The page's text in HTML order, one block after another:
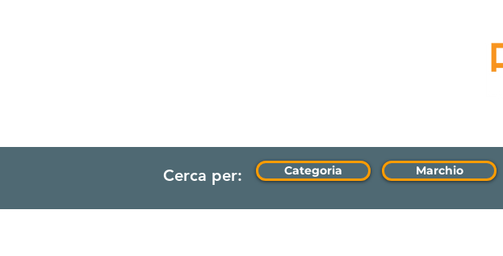
Cerca per: Categoria Marchio